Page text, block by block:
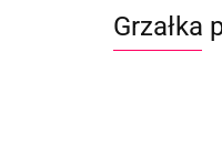
Grzałka